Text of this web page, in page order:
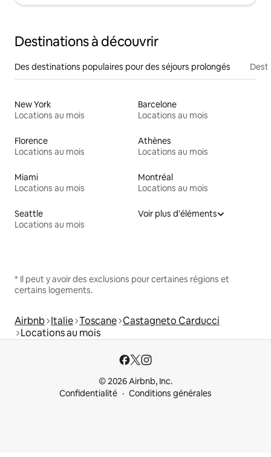
Destinations à découvrir
Des destinations populaires pour des séjours prolongés
New York
Locations au mois
Barcelone
Locations au mois
Florence
Locations au mois
Athènes
Locations au mois
Miami
Locations au mois
Montréal
Locations au mois
Seattle
Locations au mois
Voir plus d'éléments
* Il peut y avoir des exclusions pour certaines régions et
certains logements.
Airbnb Italie Toscane Castagneto Carducci
Locations au mois
© 2026 Airbnb, Inc.
Confidentialité
Conditions générales